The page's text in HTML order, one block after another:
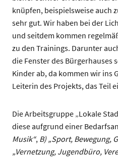
knüpfen, beispielsweise auch
sehr gut. Wir haben bei der
und seitdem kommen
zu den Trainings. Darunter
die Fenster des Bürgerhauses
Kinder ab, da kommen wir ins
Leiterin des Projekts, das Teil
Die Arbeitsgruppe „Lokale
diese aufgrund einer
Musik“, B) „Sport, Bewegung,
„Vernetzung, Jugendbüro,